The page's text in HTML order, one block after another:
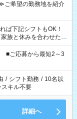
希望の勤務地を紹介
」 「できれば残業はし
ーク希望
と、もう1つのお仕事
合は応募できません。
■ご応募から最短2～3
/ シフト勤務 / 10名以
スキル不要
詳細へ